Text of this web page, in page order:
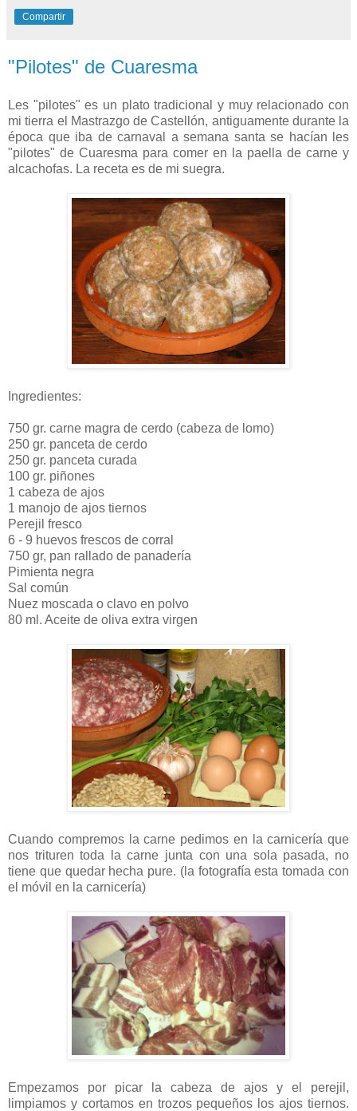
Compartir
"Pilotes" de Cuaresma
Les "pilotes" es un plato tradicional y muy relacionado con
mi tierra el Mastrazgo de Castellón, antiguamente durante la
época que iba de carnaval a semana santa se hacían les
"pilotes" de Cuaresma para comer en la paella de carne y
alcachofas. La receta es de mi suegra.
Ingredientes:
750 gr. carne magra de cerdo (cabeza de lomo)
250 gr. panceta de cerdo
250 gr. panceta curada
100 gr. piñones
1 cabeza de ajos
1 manojo de ajos tiernos
Perejil fresco
6 - 9 huevos frescos de corral
750 gr, pan rallado de panadería
Pimienta negra
Sal común
Nuez moscada o clavo en polvo
80 ml. Aceite de oliva extra virgen
Cuando compremos la carne pedimos en la carnicería que
nos trituren toda la carne junta con una sola pasada, no
tiene que quedar hecha pure. (la fotografía esta tomada con
el móvil en la carnicería)
Empezamos por picar la cabeza de ajos y el perejil,
limpiamos y cortamos en trozos pequeños los ajos tiernos.